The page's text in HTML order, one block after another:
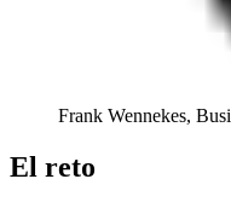
Frank Wennekes,
El reto